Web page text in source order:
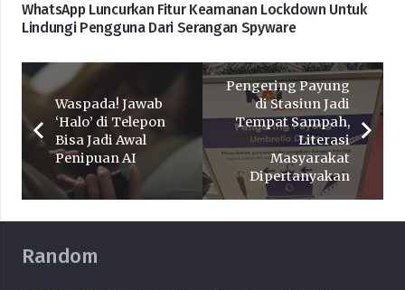
WhatsApp Luncurkan Fitur Keamanan Lockdown Untuk
Lindungi Pengguna Dari Serangan Spyware
Waspada! Jawab
‘Halo’ di Telepon
Bisa Jadi Awal
Penipuan AI
Pengering Payung
di Stasiun Jadi
Tempat Sampah,
Literasi
Masyarakat
Dipertanyakan
Random